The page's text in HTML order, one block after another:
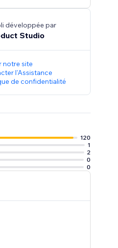
développée par
Studio
notre site
l'Assistance
de confidentialité
120
1
2
0
0